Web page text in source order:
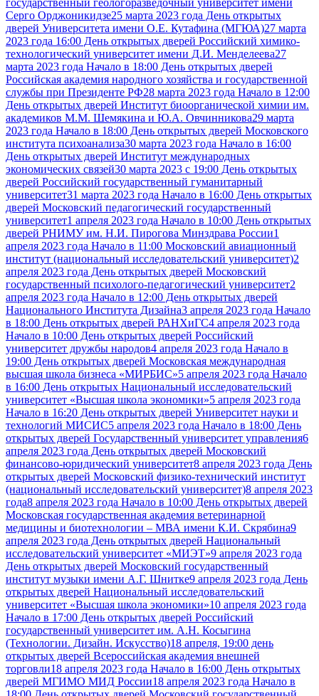
государственный геологоразведочный университет имени
Серго Орджоникидзе25 марта 2023 года День открытых
дверей Университета имени О.Е. Кутафина (МГЮА)27 марта
2023 года 16:00 День открытых дверей Российский химико-
технологический университет имени Д.И. Менделеева27
марта 2023 года Начало в 18:00 День открытых дверей
Российская академия народного хозяйства и государственной
службы при Президенте РФ28 марта 2023 года Начало в 12:00
День открытых дверей Институт биоорганической химии им.
академиков М.М. Шемякина и Ю.А. Овчинникова29 марта
2023 года Начало в 18:00 День открытых дверей Московского
института психоанализа30 марта 2023 года Начало в 16:00
День открытых дверей Институт международных
экономических связей30 марта 2023 с 19:00 День открытых
дверей Российский государственный гуманитарный
университет31 марта 2023 года Начало в 16:00 День открытых
дверей Московский педагогический государственный
университет1 апреля 2023 года Начало в 10:00 День открытых
дверей РНИМУ им. Н.И. Пирогова Минздрава России1
апреля 2023 года Начало в 11:00 Московский авиационный
институт (национальный исследовательский университет)2
апреля 2023 года День открытых дверей Московский
государственный психолого-педагогический университет2
апреля 2023 года Начало в 12:00 День открытых дверей
Национального Института Дизайна3 апреля 2023 года Начало
в 18:00 День открытых дверей РАНХиГС4 апреля 2023 года
Начало в 10:00 День открытых дверей Российский
университет дружбы народов4 апреля 2023 года Начало в
19:00 День открытых дверей Московская международная
высшая школа бизнеса «МИРБИС»5 апреля 2023 года Начало
в 16:00 День открытых Национальный исследовательский
университет «Высшая школа экономики»5 апреля 2023 года
Начало в 16:20 День открытых дверей Университет науки и
технологий МИСИС5 апреля 2023 года Начало в 18:00 День
открытых дверей Государственный университет управления6
апреля 2023 года День открытых дверей Московский
финансово-юридический университет8 апреля 2023 года День
открытых дверей Московский физико-технический институт
(национальный исследовательский университет)8 апреля 2023
года8 апреля 2023 года Начало в 10:00 День открытых дверей
Московская государственная академия ветеринарной
медицины и биотехнологии – МВА имени К.И. Скрябина9
апреля 2023 года День открытых дверей Национальный
исследовательский университет «МИЭТ»9 апреля 2023 года
День открытых дверей Московский государственный
институт музыки имени А.Г. Шнитке9 апреля 2023 года День
открытых дверей Национальный исследовательский
университет «Высшая школа экономики»10 апреля 2023 года
Начало в 17:00 День открытых дверей Российский
государственный университет им. А.Н. Косыгина
(Технологии. Дизайн. Искусство)18 апреля, 19:00 день
открытых дверей Всероссийская академия внешней
торговли18 апреля 2023 года Начало в 16:00 День открытых
дверей МГИМО МИД России18 апреля 2023 года Начало в